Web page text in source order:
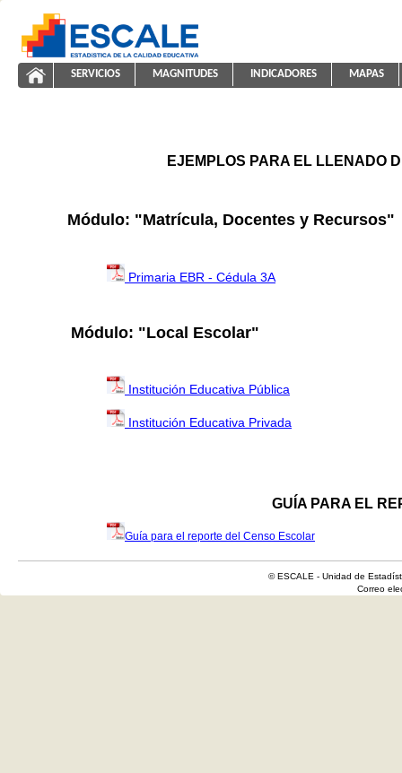
ESCALE - Unidad de Estadística Educativa
ayuda2011
NAVEGACIÓN
SERVICIOS MAGNITUDES INDICADORES MAPAS
EJEMPLOS PARA EL LLENADO
Módulo: "Matrícula, Docentes y Recursos"
Primaria EBR - Cédula 3A
Módulo: "Local Escolar"
Institución Educativa Pública
Institución Educativa Privada
GUÍA PARA EL
Guía para el reporte del Censo Escolar
© ESCALE - Unidad de
Correo